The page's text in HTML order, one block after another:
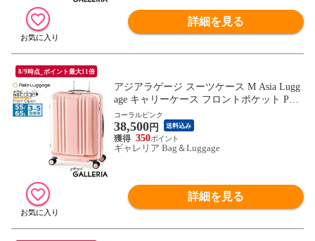
詳細を見る
8/9時点_ポイント最大11倍
アジアラゲージ スーツケース M Asia Lugg
age キャリーケース フロントポケット PC
軽量 55L 65L 3泊 4泊 5泊 拡張 ストッパー
静音 ポリカーボネート TS デカかるEdge F
ront Open ALI-077-22FW
コーラルピンク
38,500円 送料込み
350
ギャレリア Bag＆Luggage
詳細を見る